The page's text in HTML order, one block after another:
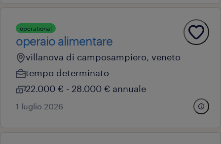
operational
operaio alimentare
villanova di camposampiero, veneto
tempo determinato
22.000 € - 28.000 € annuale
1 luglio 2026